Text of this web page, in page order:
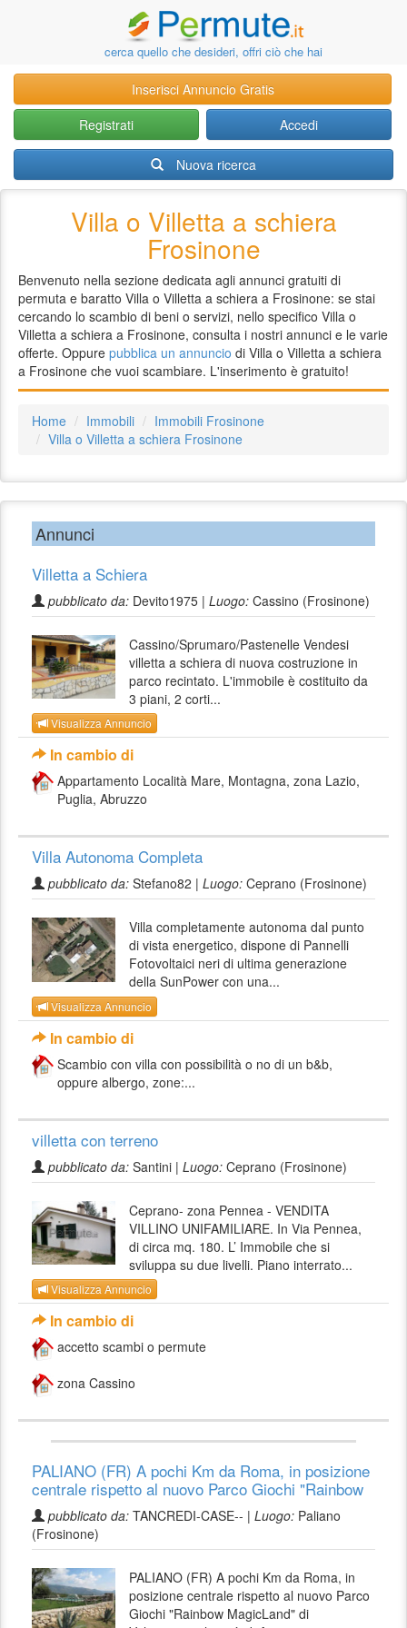
cerca quello che desideri, offri ciò che hai
Inserisci Annuncio Gratis
Registrati
Accedi
Nuova ricerca
Villa o Villetta a schiera
Frosinone
Benvenuto nella sezione dedicata agli annunci gratuiti di
permuta e baratto Villa o Villetta a schiera a Frosinone: se stai
cercando lo scambio di beni o servizi, nello specifico Villa o
Villetta a schiera a Frosinone, consulta i nostri annunci e le varie
offerte. Oppure pubblica un annuncio di Villa o Villetta a schiera
a Frosinone che vuoi scambiare. L'inserimento è gratuito!
Home Immobili
Immobili Frosinone
Villa o Villetta a schiera Frosinone
Annunci
Villetta a Schiera
pubblicato da: Devito1975 | Luogo: Cassino (Frosinone)
Cassino/Sprumaro/Pastenelle Vendesi
villetta a schiera di nuova costruzione in
parco recintato. L'immobile è costituito da
3 piani, 2 corti...
Visualizza Annuncio
In cambio di
Appartamento Località Mare, Montagna, zona Lazio,
Puglia, Abruzzo
Villa Autonoma Completa
pubblicato da: Stefano82 | Luogo: Ceprano (Frosinone)
Villa completamente autonoma dal punto
di vista energetico, dispone di Pannelli
Fotovoltaici neri di ultima generazione
della SunPower con una...
Visualizza Annuncio
In cambio di
Scambio con villa con possibilità o no di un b&b,
oppure albergo, zone:...
villetta con terreno
pubblicato da: Santini | Luogo: Ceprano (Frosinone)
Ceprano- zona Pennea - VENDITA
VILLINO UNIFAMILIARE. In Via Pennea,
di circa mq. 180. L’ Immobile che si
sviluppa su due livelli. Piano interrato...
Visualizza Annuncio
In cambio di
accetto scambi o permute
zona Cassino
PALIANO (FR) A pochi Km da Roma, in posizione
centrale rispetto al nuovo Parco Giochi "Rainbow
pubblicato da: TANCREDI-CASE-- | Luogo: Paliano
(Frosinone)
PALIANO (FR) A pochi Km da Roma, in
posizione centrale rispetto al nuovo Parco
Giochi "Rainbow MagicLand" di